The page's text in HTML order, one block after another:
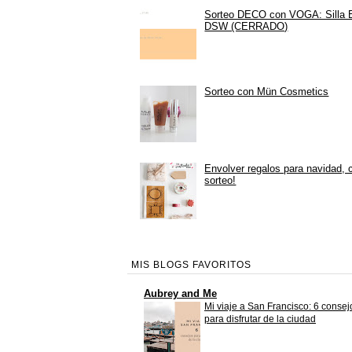
Sorteo DECO con VOGA: Silla
DSW (CERRADO)
Sorteo con Mün Cosmetics
Envolver regalos para navidad,
sorteo!
MIS BLOGS FAVORITOS
Aubrey and Me
Mi viaje a San Francisco: 6
para disfrutar de la ciudad